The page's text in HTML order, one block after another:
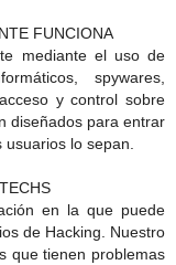
FUNCIONA
mediante el uso de
spywares,
y control sobre
diseñados para entrar
usuarios lo sepan.
en la que puede
de Hacking. Nuestro
que tienen problemas